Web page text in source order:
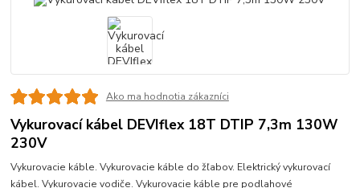
Ako ma hodnotia zákazníci
Vykurovací kábel DEVIflex 18T DTIP 7,3m 130W
230V
Vykurovacie káble. Vykurovacie káble do žľabov. Elektrický vykurovací
kábel. Vykurovacie vodiče. Vykurovacie káble pre podlahové